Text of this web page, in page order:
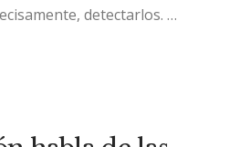
detectarlos. …